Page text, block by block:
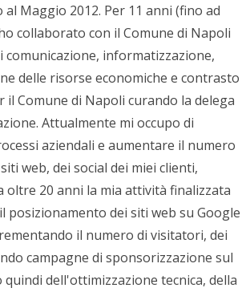
al Maggio 2012. Per 11 anni (fino ad
collaborato con il Comune di Napoli
comunicazione, informatizzazione,
delle risorse economiche e contrasto
il Comune di Napoli curando la delega
Attualmente mi occupo di
aziendali e aumentare il numero
web, dei social dei miei clienti,
oltre 20 anni la mia attività finalizzata
posizionamento dei siti web su Google
il numero di visitatori, dei
campagne di sponsorizzazione sul
quindi dell'ottimizzazione tecnica, della